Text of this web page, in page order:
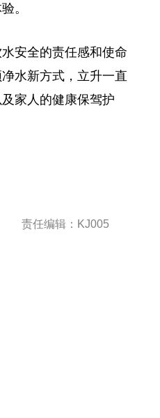
。
安全的责任感和使命
水新方式，立升一直
家人的健康保驾护
责任编辑：KJ005